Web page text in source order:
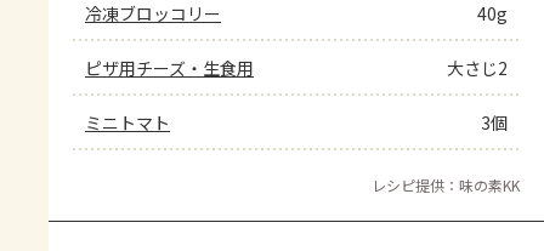
冷凍ブロッコリー 40g
ピザ用チーズ・生食用 大さじ2
ミニトマト 3個
レシピ提供：味の素KK